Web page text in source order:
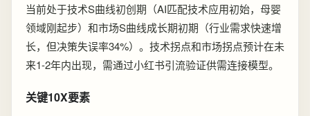
当前处于技术S曲线初创期（AI匹配技术应用初始，母婴
领域刚起步）和市场S曲线成长期初期（行业需求快速增
长，但决策失误率34%）。技术拐点和市场拐点预计在未
来1-2年内出现，需通过小红书引流验证供需连接模型。
关键10X要素